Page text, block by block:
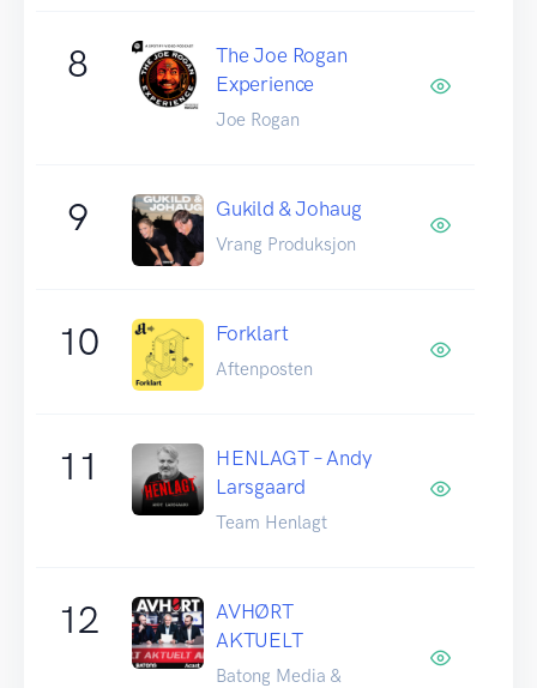
8
The Joe Rogan
Experience
Joe Rogan
9 Gukild & Johaug
Vrang Produksjon
10 Forklart
Aftenposten
11
HENLAGT – Andy
Larsgaard
Team Henlagt
12
AVHØRT
AKTUELT
Batong Media &